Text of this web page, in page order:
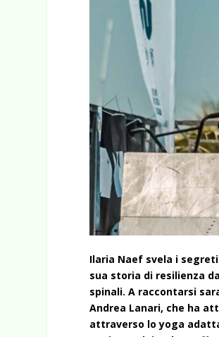
Ilaria Naef svela i
sua storia di resilienza
spinali. A raccontarsi
Andrea Lanari, che ha
attraverso lo yoga